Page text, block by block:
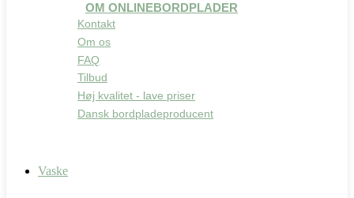
OM ONLINEBORDPLADER
Kontakt
Om os
FAQ
Tilbud
Høj kvalitet - lave priser
Dansk bordpladeproducent
Vaske